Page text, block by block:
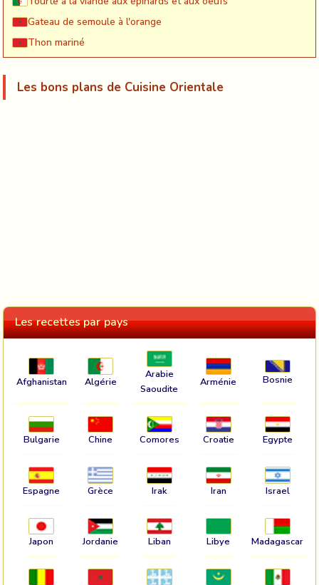
Gateau de semoule à l'orange
Thon mariné
Les bons plans de Cuisine Orientale
Les recettes par pays
Afghanistan Algérie
Arabie
Saoudite
Arménie Bosnie
Bulgarie Chine Comores Croatie Egypte
Espagne Grèce Irak Iran Israel
Japon Jordanie Liban Libye Madagascar